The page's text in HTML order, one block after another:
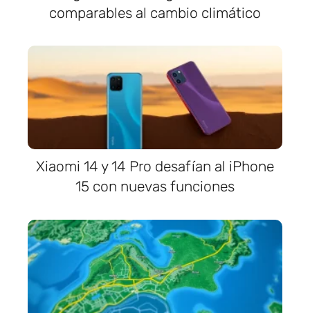
comparables al cambio climático
Xiaomi 14 y 14 Pro desafían al iPhone
15 con nuevas funciones